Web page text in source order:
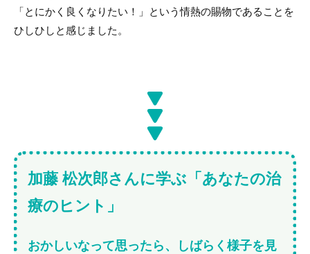
「とにかく良くなりたい！」という情熱の賜物であることを
ひしひしと感じました。
加藤 松次郎さんに学ぶ「あなたの治
療のヒント」
おかしいなって思ったら、しばらく様子を見